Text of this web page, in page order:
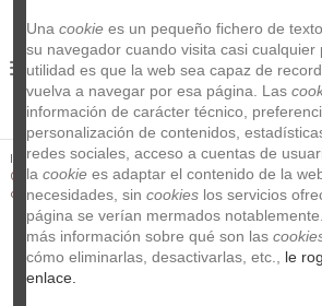
Inicio Guitarras y Bajos
Accesorios para
Cable de instrumentos
Elixir 92630 30 feet/
codo cable
Una cookie es un pequeño fichero de
su navegador cuando visita casi cualquier
utilidad es que la web sea capaz de
vuelva a navegar por esa página. Las
información de carácter técnico,
personalización de contenidos,
redes sociales, acceso a cuentas de
la cookie es adaptar el contenido de la
necesidades, sin cookies los servicios
página se verían mermados
más información sobre qué son las
cómo eliminarlas, desactivarlas, etc.,
le
enlace.